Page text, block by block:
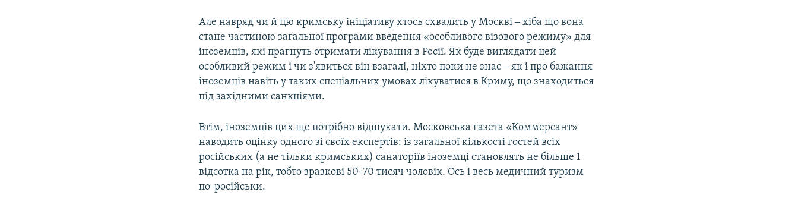
Але навряд чи й цю кримську ініціативу хтось схвалить у Москві ‒ хіба що вона
стане частиною загальної програми введення «особливого візового режиму» для
іноземців, які прагнуть отримати лікування в Росії. Як буде виглядати цей
особливий режим і чи з'явиться він взагалі, ніхто поки не знає ‒ як і про бажання
іноземців навіть у таких спеціальних умовах лікуватися в Криму, що знаходиться
під західними санкціями.
Втім, іноземців цих ще потрібно відшукати. Московська газета «Коммерсант»
наводить оцінку одного зі своїх експертів: із загальної кількості гостей всіх
російських (а не тільки кримських) санаторіїв іноземці становлять не більше 1
відсотка на рік, тобто зразкові 50-70 тисяч чоловік. Ось і весь медичний туризм
по-російськи.